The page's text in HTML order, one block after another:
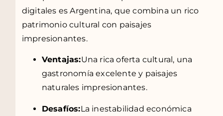
digitales es Argentina, que combina un rico
patrimonio cultural con paisajes
impresionantes.
Ventajas:Una rica oferta cultural, una
gastronomía excelente y paisajes
naturales impresionantes.
Desafíos:La inestabilidad económica